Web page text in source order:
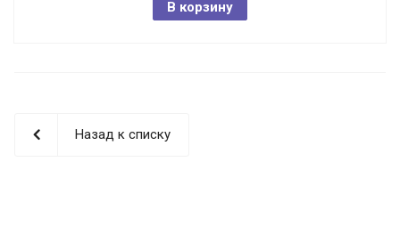
В корзину
Назад к списку